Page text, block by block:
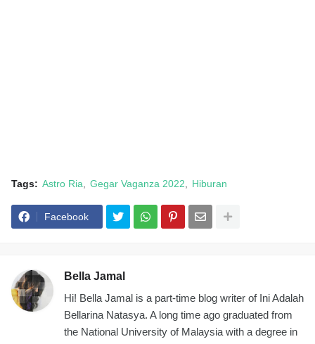
Tags: Astro Ria Gegar Vaganza 2022 Hiburan
Facebook
Bella Jamal
Hi! Bella Jamal is a part-time blog writer of Ini Adalah
Bellarina Natasya. A long time ago graduated from
the National University of Malaysia with a degree in